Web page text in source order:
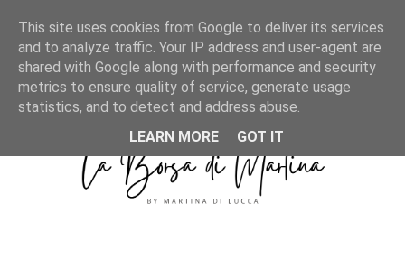
MENU
This site uses cookies from Google to deliver its services
and to analyze traffic. Your IP address and user-agent are
shared with Google along with performance and security
metrics to ensure quality of service, generate usage
statistics, and to detect and address abuse.
LEARN MORE
GOT IT